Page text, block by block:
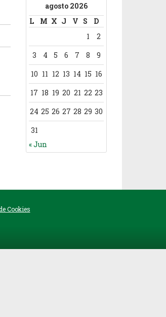
agosto 2026
L
M X J V S
D
1
2
3
4 5 6 7 8
9
10 11 12 13 14 15 16
17 18 19 20 21 22 23
24 25 26 27 28 29 30
31
« Jun
Cookies